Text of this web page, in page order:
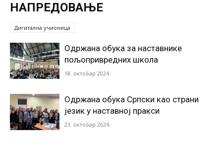
НАПРЕДОВАЊЕ
Дигитална учионица
Одржана обука за наставнике
пољопривредних школа
18. октобар 2024.
Одржана обука Српски као страни
језик у наставној пракси
23. октобар 2024.